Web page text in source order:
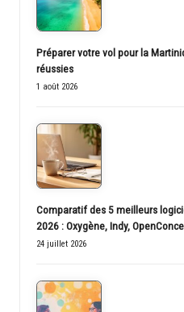
Préparer votre vol pour la
réussies
1 août 2026
Comparatif des 5 meilleurs
2026 : Oxygène, Indy,
24 juillet 2026